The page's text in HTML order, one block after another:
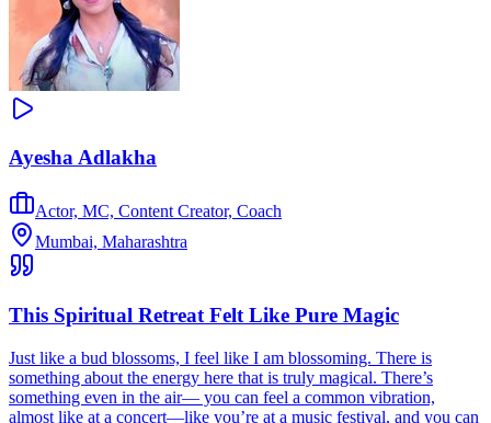
Ayesha Adlakha
Actor, MC, Content Creator, Coach
Mumbai, Maharashtra
This Spiritual Retreat Felt Like Pure Magic
Just like a bud blossoms, I feel like I am blossoming. There is
something about the energy here that is truly magical. There’s
something even in the air— you can feel a common vibration,
almost like at a concert—like you’re at a music festival, and you can